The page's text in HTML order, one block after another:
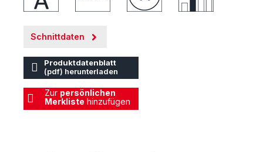
Schnittdaten
Produktdatenblatt
(pdf) herunterladen
Zur persönlichen
Merkliste hinzufügen